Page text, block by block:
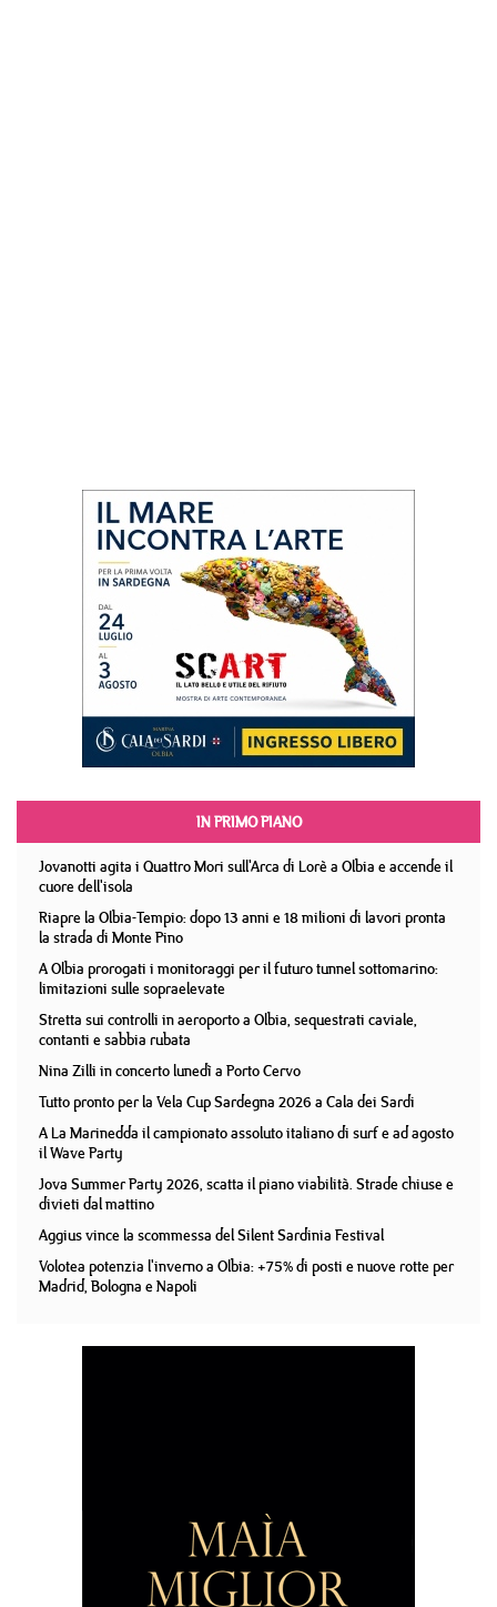
IN PRIMO PIANO
Jovanotti agita i Quattro Mori sull'Arca di Lorè a Olbia e accende il
cuore dell'isola
Riapre la Olbia-Tempio: dopo 13 anni e 18 milioni di lavori pronta
la strada di Monte Pino
A Olbia prorogati i monitoraggi per il futuro tunnel sottomarino:
limitazioni sulle sopraelevate
Stretta sui controlli in aeroporto a Olbia, sequestrati caviale,
contanti e sabbia rubata
Nina Zilli in concerto lunedì a Porto Cervo
Tutto pronto per la Vela Cup Sardegna 2026 a Cala dei Sardi
A La Marinedda il campionato assoluto italiano di surf e ad agosto
il Wave Party
Jova Summer Party 2026, scatta il piano viabilità. Strade chiuse e
divieti dal mattino
Aggius vince la scommessa del Silent Sardinia Festival
Volotea potenzia l'inverno a Olbia: +75% di posti e nuove rotte per
Madrid, Bologna e Napoli